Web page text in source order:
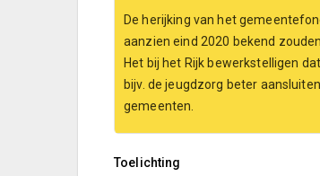
De herijking van het
aanzien eind 2020 bekend
Het bij het Rijk bewerkstelligen
bijv. de jeugdzorg beter
gemeenten.
Toelichting